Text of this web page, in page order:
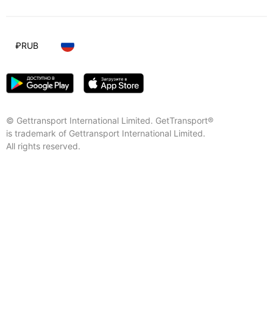
© Gettransport International Limited. GetTransport®
is trademark of Gettransport International Limited.
All rights reserved.
₽RUB